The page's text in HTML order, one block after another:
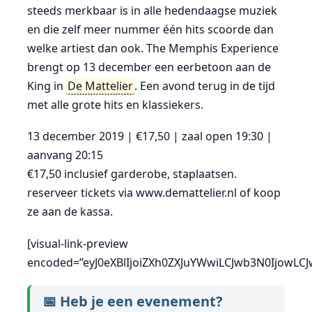
steeds merkbaar is in alle hedendaagse muziek
en die zelf meer nummer één hits scoorde dan
welke artiest dan ook. The Memphis Experience
brengt op 13 december een eerbetoon aan de
King in De Mattelier. Een avond terug in de tijd
met alle grote hits en klassiekers.
13 december 2019 | €17,50 | zaal open 19:30 |
aanvang 20:15
€17,50 inclusief garderobe, staplaatsen.
reserveer tickets via www.demattelier.nl of koop
ze aan de kassa.
[visual-link-preview
📅 Heb je een evenement?